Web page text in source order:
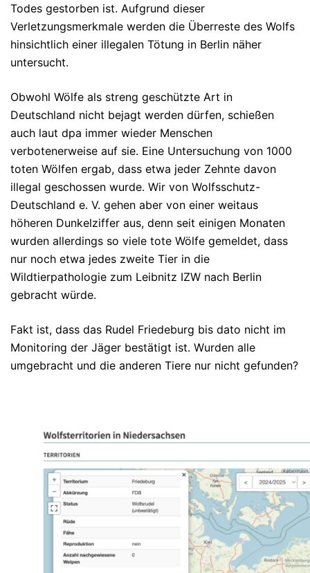
Todes gestorben ist. Aufgrund dieser
Verletzungsmerkmale werden die Überreste des Wolfs
hinsichtlich einer illegalen Tötung in Berlin näher
untersucht.
Obwohl Wölfe als streng geschützte Art in
Deutschland nicht bejagt werden dürfen, schießen
auch laut dpa immer wieder Menschen
verbotenerweise auf sie. Eine Untersuchung von 1000
toten Wölfen ergab, dass etwa jeder Zehnte davon
illegal geschossen wurde. Wir von Wolfsschutz-
Deutschland e. V. gehen aber von einer weitaus
höheren Dunkelziffer aus, denn seit einigen Monaten
wurden allerdings so viele tote Wölfe gemeldet, dass
nur noch etwa jedes zweite Tier in die
Wildtierpathologie zum Leibnitz IZW nach Berlin
gebracht würde.
Fakt ist, dass das Rudel Friedeburg bis dato nicht im
Monitoring der Jäger bestätigt ist. Wurden alle
umgebracht und die anderen Tiere nur nicht gefunden?